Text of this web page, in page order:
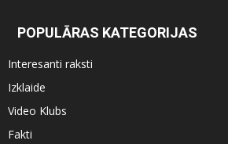
POPULĀRAS KATEGORIJAS
Interesanti raksti
Izklaide
Video Klubs
Fakti